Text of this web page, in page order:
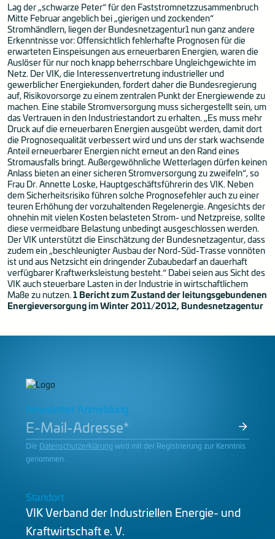
Lag der „schwarze Peter“ für den Faststromnetzzusammenbruch
Mitte Februar angeblich bei „gierigen und zockenden“
Stromhändlern, liegen der Bundesnetzagentur1 nun ganz andere
Erkenntnisse vor: Offensichtlich fehlerhafte Prognosen für die
erwarteten Einspeisungen aus erneuerbaren Energien, waren die
Auslöser für nur noch knapp beherrschbare Ungleichgewichte im
Netz. Der VIK, die Interessenvertretung industrieller und
gewerblicher Energiekunden, fordert daher die Bundesregierung
auf, Risikovorsorge zu einem zentralen Punkt der Energiewende zu
machen. Eine stabile Stromversorgung muss sichergestellt sein, um
das Vertrauen in den Industriestandort zu erhalten. „Es muss mehr
Druck auf die erneuerbaren Energien ausgeübt werden, damit dort
die Prognosequalität verbessert wird und uns der stark wachsende
Anteil erneuerbarer Energien nicht erneut an den Rand eines
Stromausfalls bringt. Außergewöhnliche Wetterlagen dürfen keinen
Anlass bieten an einer sicheren Stromversorgung zu zweifeln“, so
Frau Dr. Annette Loske, Hauptgeschäftsführerin des VIK. Neben
dem Sicherheitsrisiko führen solche Prognosefehler auch zu einer
teuren Erhöhung der vorzuhaltenden Regelenergie. Angesichts der
ohnehin mit vielen Kosten belasteten Strom- und Netzpreise, sollte
diese vermeidbare Belastung unbedingt ausgeschlossen werden.
Der VIK unterstützt die Einschätzung der Bundesnetzagentur, dass
zudem ein „beschleunigter Ausbau der Nord-Süd-Trasse vonnöten
ist und aus Netzsicht ein dringender Zubaubedarf an dauerhaft
verfügbarer Kraftwerksleistung besteht.“ Dabei seien aus Sicht des
VIK auch steuerbare Lasten in der Industrie in wirtschaftlichem
Maße zu nutzen.1 Bericht zum Zustand der leitungsgebundenen
Energieversorgung im Winter 2011/2012, Bundesnetzagentur
Newsletter Anmeldung
Die Datenschutzerklärung wird mit der Registrierung zur Kenntnis
genommen.
Standort
VIK Verband der Industriellen Energie- und
Kraftwirtschaft e. V.